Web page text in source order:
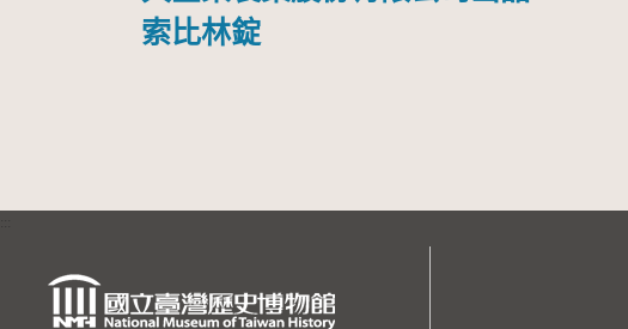
索比林錠